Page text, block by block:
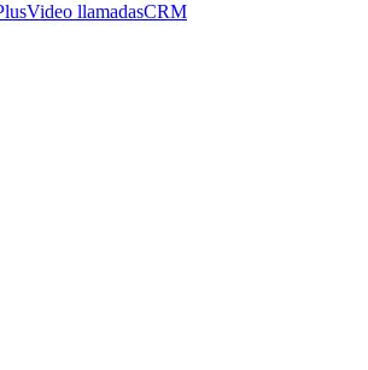
Video llamadasCRM